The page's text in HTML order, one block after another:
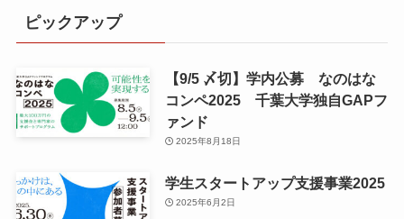
ピックアップ
【9/5 〆切】学内公募 なのはな
コンペ2025 千葉大学独自GAPフ
ァンド
2025年8月18日
学生スタートアップ支援事業2025
2025年6月2日